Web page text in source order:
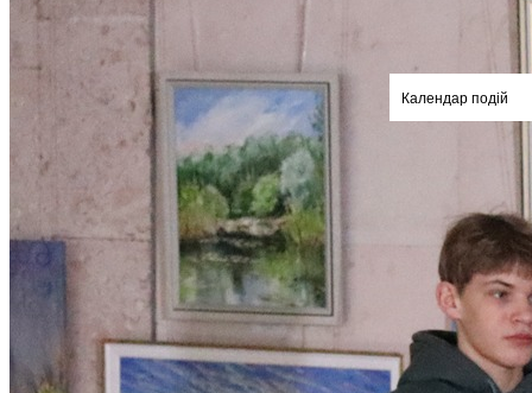
Календар подій